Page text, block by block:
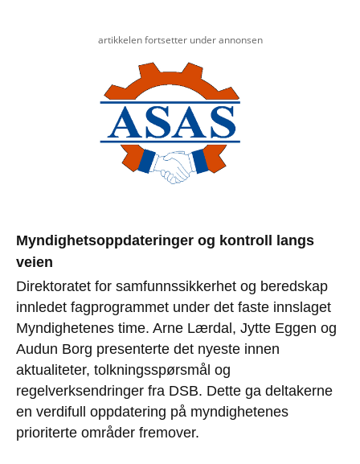
artikkelen fortsetter under annonsen
Myndighetsoppdateringer og kontroll langs
veien
Direktoratet for samfunnssikkerhet og beredskap
innledet fagprogrammet under det faste innslaget
Myndighetenes time. Arne Lærdal, Jytte Eggen og
Audun Borg presenterte det nyeste innen
aktualiteter, tolkningsspørsmål og
regelverksendringer fra DSB. Dette ga deltakerne
en verdifull oppdatering på myndighetenes
prioriterte områder fremover.